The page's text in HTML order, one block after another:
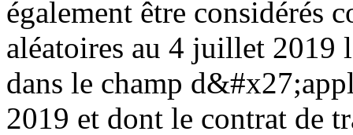
également être considérés
aléatoires au 4 juillet 2019
dans le champ
2019 et dont le contrat de